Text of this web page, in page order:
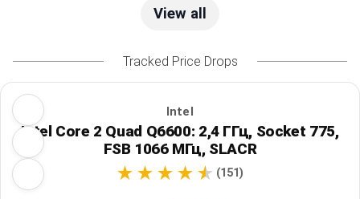
View all
Tracked Price Drops
Intel
Intel Core 2 Quad Q6600: 2,4 ГГц, Socket 775,
FSB 1066 МГц, SLACR
(151)